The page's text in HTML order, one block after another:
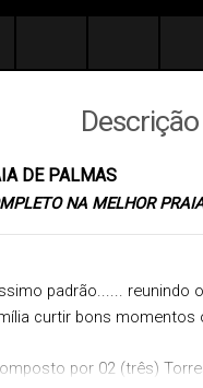
DE PALMAS
NA MELHOR
padrão......
curtir bons momentos
por 02 (três)